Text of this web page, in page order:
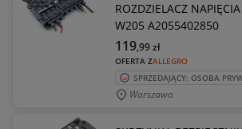
ROZDZIELACZ
W205 A2055402850
OFERTA ZALLEGRO
119,99zł
SPRZEDAJĄCY: OSOBA
Warszawa